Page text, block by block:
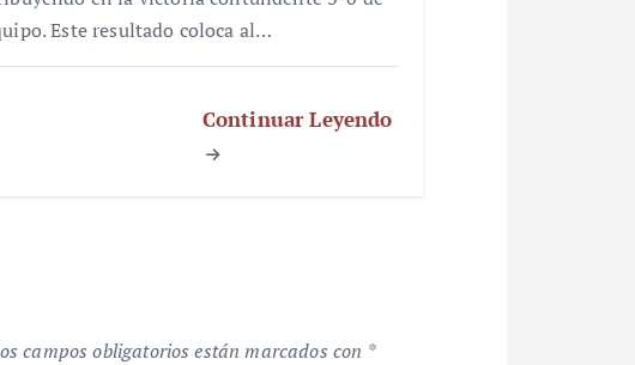
Este resultado coloca al…
Continuar Leyendo
campos obligatorios están marcados con *